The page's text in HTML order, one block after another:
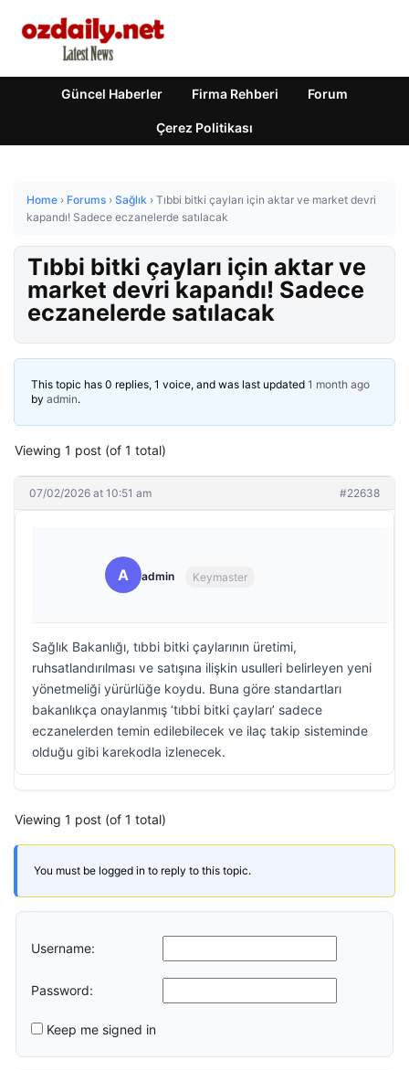
Güncel Haberler Firma Rehberi Forum
Çerez Politikası
Home › Forums › Sağlık › Tıbbi bitki çayları için aktar ve market devri
kapandı! Sadece eczanelerde satılacak
Tıbbi bitki çayları için aktar ve
market devri kapandı! Sadece
eczanelerde satılacak
This topic has 0 replies, 1 voice, and was last updated 1 month ago
by admin.
Viewing 1 post (of 1 total)
07/02/2026 at 10:51 am #22638
A admin Keymaster
Sağlık Bakanlığı, tıbbi bitki çaylarının üretimi,
ruhsatlandırılması ve satışına ilişkin usulleri belirleyen yeni
yönetmeliği yürürlüğe koydu. Buna göre standartları
bakanlıkça onaylanmış ‘tıbbi bitki çayları’ sadece
eczanelerden temin edilebilecek ve ilaç takip sisteminde
olduğu gibi karekodla izlenecek.
Viewing 1 post (of 1 total)
You must be logged in to reply to this topic.
Username:
Password:
Keep me signed in